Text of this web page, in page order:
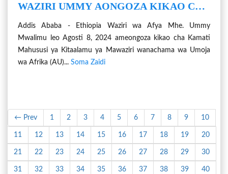
WAZIRI UMMY AONGOZA KIKAO CHA
WANAOSHUGHULIKIA AFYA, LISHE
NA IDADI YA WATU
Addis Ababa - Ethiopia Waziri wa Afya Mhe. Ummy
Mwalimu leo Agosti 8, 2024 ameongoza kikao cha Kamati
Mahususi ya Kitaalamu ya Mawaziri wanachama wa Umoja
wa Afrika (AU)... Soma Zaidi
← Prev 1 2 3 4 5 6 7 8 9 10
11 12 13 14 15 16 17 18 19 20
21 22 23 24 25 26 27 28 29 30
31 32 33 34 35 36 37 38 39 40